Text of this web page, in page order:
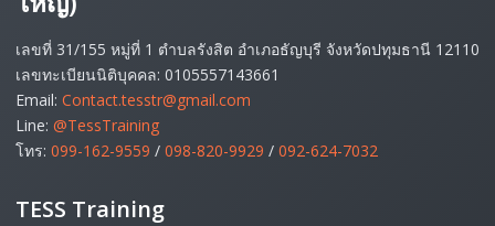
เลขที่ 31/155 หมู่ที่ 1 ตำบลรังสิต อำเภอธัญบุรี จังหวัดปทุมธานี 12110
เลขทะเบียนนิติบุคคล: 0105557143661
Email: Contact.tesstr@gmail.com
Line: @TessTraining
โทร: 099-162-9559 / 098-820-9929 / 092-624-7032
TESS Training